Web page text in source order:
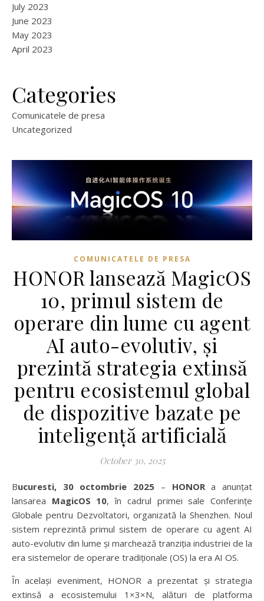
July 2023
June 2023
May 2023
April 2023
Categories
Comunicatele de presa
Uncategorized
COMUNICATELE DE PRESA
HONOR lansează MagicOS
10, primul sistem de
operare din lume cu agent
AI auto-evolutiv, și
prezintă strategia extinsă
pentru ecosistemul global
de dispozitive bazate pe
inteligență artificială
October 30, 2025
Bucuresti, 30 octombrie 2025 – HONORa anunțat
lansarea MagicOS 10, în cadrul primei sale Conferințe
Globale pentru Dezvoltatori, organizată la Shenzhen. Noul
sistem reprezintă primul sistem de operare cu agent AI
auto-evolutiv din lume și marchează tranziția industriei de la
era sistemelor de operare tradiționale (OS) la era AI OS.
În același eveniment, HONOR a prezentat și strategia
extinsă a ecosistemului 1×3×N, alături de platforma